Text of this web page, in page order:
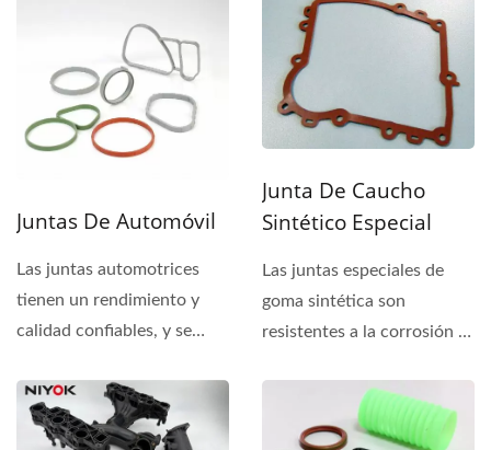
Juntas De Automóvil
Las juntas automotrices
tienen un rendimiento y
calidad confiables, y se
Junta De Caucho
Sintético Especial
Las juntas especiales de
goma sintética son
resistentes a la corrosión y